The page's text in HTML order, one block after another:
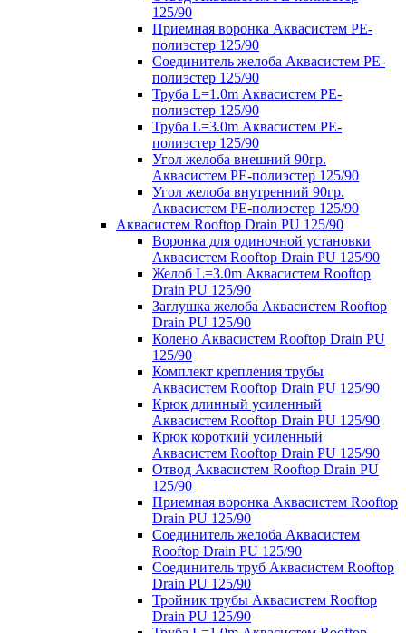
125/90
Приемная воронка Аквасистем PE-
полиэстер 125/90
Соединитель желоба Аквасистем PE-
полиэстер 125/90
Труба L=1.0m Аквасистем PE-
полиэстер 125/90
Труба L=3.0m Аквасистем PE-
полиэстер 125/90
Угол желоба внешний 90гр.
Аквасистем PE-полиэстер 125/90
Угол желоба внутренний 90гр.
Аквасистем PE-полиэстер 125/90
Аквасистем Rooftop Drain PU 125/90
Воронка для одиночной установки
Аквасистем Rooftop Drain PU 125/90
Желоб L=3.0m Аквасистем Rooftop
Drain PU 125/90
Заглушка желоба Аквасистем Rooftop
Drain PU 125/90
Колено Аквасистем Rooftop Drain PU
125/90
Комплект крепления трубы
Аквасистем Rooftop Drain PU 125/90
Крюк длинный усиленный
Аквасистем Rooftop Drain PU 125/90
Крюк короткий усиленный
Аквасистем Rooftop Drain PU 125/90
Отвод Аквасистем Rooftop Drain PU
125/90
Приемная воронка Аквасистем Rooftop
Drain PU 125/90
Соединитель желоба Аквасистем
Rooftop Drain PU 125/90
Соединитель труб Аквасистем Rooftop
Drain PU 125/90
Тройник трубы Аквасистем Rooftop
Drain PU 125/90